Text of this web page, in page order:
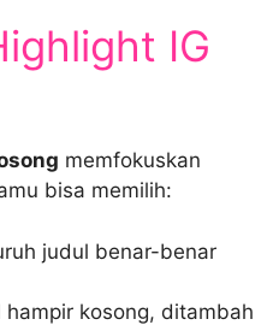
IG
memfokuskan
bisa memilih:
judul benar-benar
hampir kosong, ditambah